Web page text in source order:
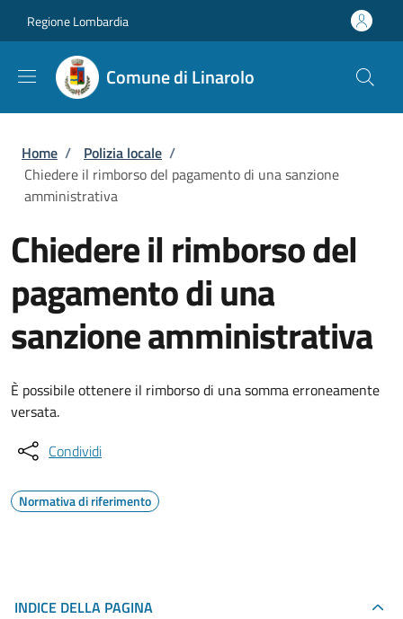
Regione Lombardia
Comune di Linarolo
Briciole di pane
Home / Polizia locale /
Chiedere il rimborso del pagamento di una sanzione
amministrativa
Chiedere il rimborso del
pagamento di una
sanzione amministrativa
È possibile ottenere il rimborso di una somma erroneamente
versata.
Condividi
Normativa di riferimento
INDICE DELLA PAGINA